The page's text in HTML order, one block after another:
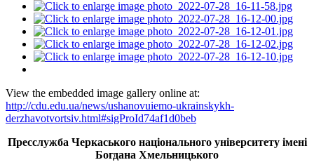
View the embedded image gallery online at:
http://cdu.edu.ua/news/ushanovuiemo-ukrainskykh-
derzhavotvortsiv.html#sigProId74af1d0beb
Пресслужба Черкаського національного університету імені
Богдана Хмельницького